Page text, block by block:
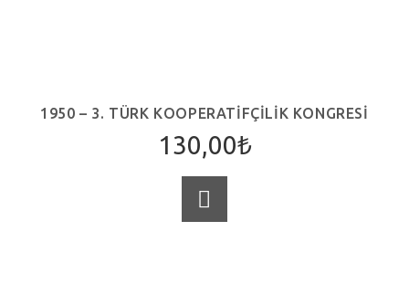
1950 – 3. TÜRK KOOPERATIFÇILIK KONGRESI
130,00₺